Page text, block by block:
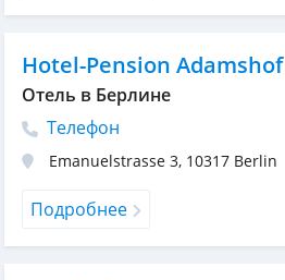
Hotel-Pension Adamshof
Отель в Берлине
Телефон
Emanuelstrasse 3, 10317 Berlin
Подробнее